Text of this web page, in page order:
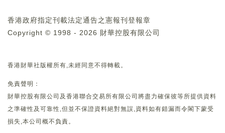
香港政府指定刊載法定通告之憲報刊登報章
Copyright © 1998 - 2026 財華控股有限公司
香港財華社版權所有,未經同意不得轉載。
免責聲明：
財華控股有限公司及香港聯合交易所有限公司將盡力確保彼等所提供資料
之準確性及可靠性,但並不保證資料絕對無誤,資料如有錯漏而令閣下蒙受
損失,本公司概不負責。